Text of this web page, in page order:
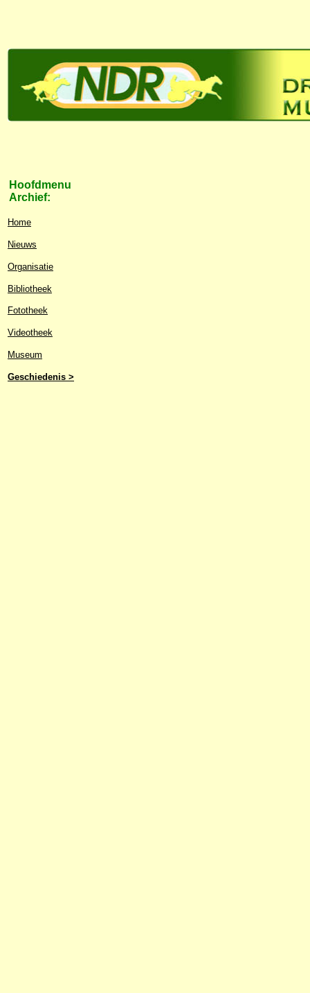
Hoofdmenu
Archief:
Home
Nieuws
Organisatie
Bibliotheek
Fototheek
Videotheek
Museum
Geschiedenis >